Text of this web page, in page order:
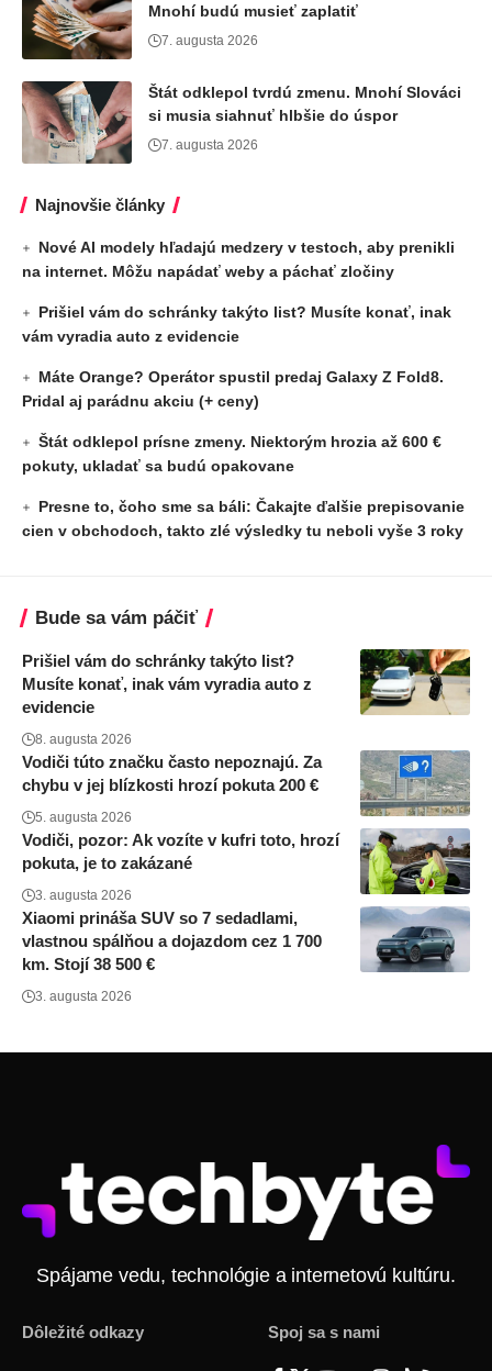
Mnohí budú musieť zaplatiť
7. augusta 2026
Štát odklepol tvrdú zmenu. Mnohí Slováci
si musia siahnuť hlbšie do úspor
7. augusta 2026
Najnovšie články
Nové AI modely hľadajú medzery v testoch, aby prenikli
na internet. Môžu napádať weby a páchať zločiny
Prišiel vám do schránky takýto list? Musíte konať, inak
vám vyradia auto z evidencie
Máte Orange? Operátor spustil predaj Galaxy Z Fold8.
Pridal aj parádnu akciu (+ ceny)
Štát odklepol prísne zmeny. Niektorým hrozia až 600 €
pokuty, ukladať sa budú opakovane
Presne to, čoho sme sa báli: Čakajte ďalšie prepisovanie
cien v obchodoch, takto zlé výsledky tu neboli vyše 3 roky
Bude sa vám páčiť
Prišiel vám do schránky takýto list?
Musíte konať, inak vám vyradia auto z
evidencie
8. augusta 2026
Vodiči túto značku často nepoznajú. Za
chybu v jej blízkosti hrozí pokuta 200 €
5. augusta 2026
Vodiči, pozor: Ak vozíte v kufri toto, hrozí
pokuta, je to zakázané
3. augusta 2026
Xiaomi prináša SUV so 7 sedadlami,
vlastnou spálňou a dojazdom cez 1 700
km. Stojí 38 500 €
3. augusta 2026
Spájame vedu, technológie a internetovú kultúru.
Dôležité odkazy Spoj sa s nami